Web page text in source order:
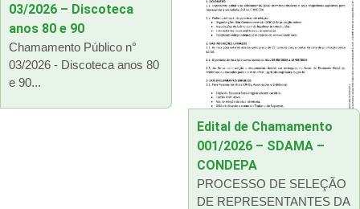
03/2026 – Discoteca
anos 80 e 90
Chamamento Público n°
03/2026 - Discoteca anos 80
e 90...
Edital de Chamamento
001/2026 – SDAMA –
CONDEPA
PROCESSO DE SELEÇÃO
DE REPRESENTANTES DA